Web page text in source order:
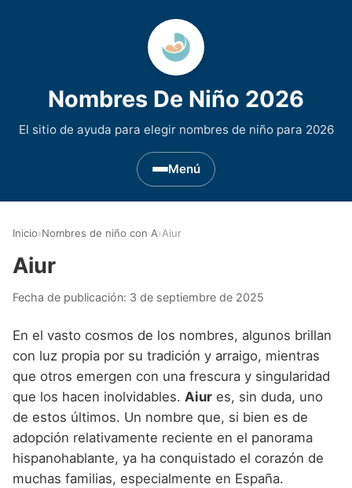
Nombres De Niño 2026
El sitio de ayuda para elegir nombres de niño para 2026
Menú
Nombres de niño que empiezan por D
Nombres de niño que empiezan por E
Nombres de niño que empiezan por F
Nombres de niño que empiezan por G
Nombres de niño que empiezan por H
Nombres de Niño Asturianos
Nombres de Niño Baleares
Nombres de Niño Canarios
Nombres de Niño Cantabros
Nombres de Niño Castellanos
Nombres de Niño Celtas
Nombres de Niño Egipcios
Nombres de Niño Griegos
Nombres de Niño Mitologicos
Nombres de Niño Romanos
Nombres de Niño Alemanes
Nombres de Niño Americanos
Nombres de Niño Arabes
Nombres de Niño Chinos
Nombres de Niño Franceses
Buscar
Inicio›Nombres de niño con A›Aiur
Aiur
Fecha de publicación: 3 de septiembre de 2025
En el vasto cosmos de los nombres, algunos brillan
con luz propia por su tradición y arraigo, mientras
que otros emergen con una frescura y singularidad
que los hacen inolvidables. Aiur es, sin duda, uno
de estos últimos. Un nombre que, si bien es de
adopción relativamente reciente en el panorama
hispanohablante, ya ha conquistado el corazón de
muchas familias, especialmente en España.